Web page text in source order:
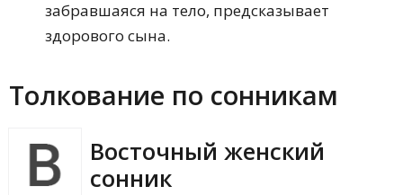
забравшаяся на тело, предсказывает
здорового сына.
Толкование по сонникам
Восточный женский
сонник